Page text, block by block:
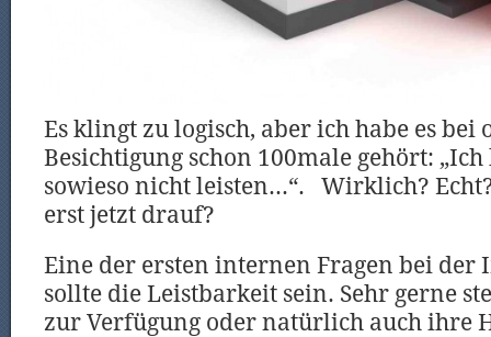
Es klingt zu logisch, aber ich habe es bei
Besichtigung schon 100male gehört:
sowieso nicht leisten…“. Wirklich?
erst jetzt drauf?
Eine der ersten internen Fragen bei der
sollte die Leistbarkeit sein. Sehr gerne
zur Verfügung oder natürlich auch ihre